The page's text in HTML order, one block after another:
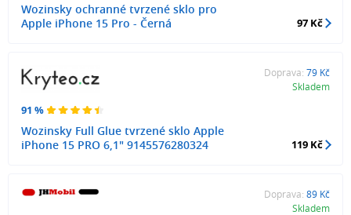
Wozinsky ochranné tvrzené sklo pro
Apple iPhone 15 Pro - Černá
97 Kč
91 %
Wozinsky Full Glue tvrzené sklo Apple
iPhone 15 PRO 6,1" 9145576280324
Doprava: 79 Kč
Skladem
119 Kč
Doprava: 89 Kč
Skladem